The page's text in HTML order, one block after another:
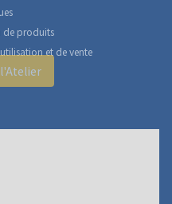
de produits
et de vente